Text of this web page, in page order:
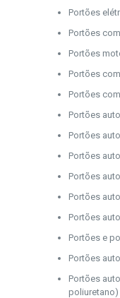
Portões
Portões
Portões
Portões
Portões
Portões
Portões
Portões
Portões
Portões
Portões
Portões e
Portões
Portões
poliuretano)